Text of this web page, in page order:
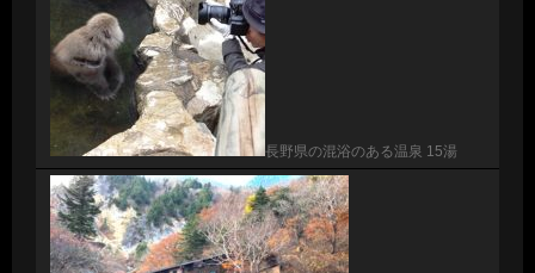
長野県の混浴のある温泉 15湯